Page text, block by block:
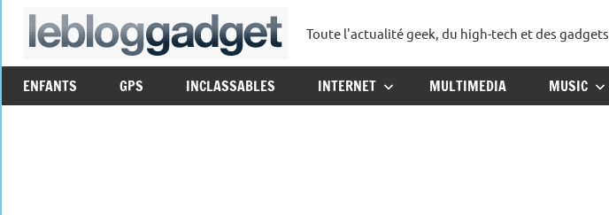
Aller
lebloggadget
Toute l'actualité geek, du high-tech et des gadgets
ENFANTS GPS INCLASSABLES INTERNET MULTIMEDIA MUSIC